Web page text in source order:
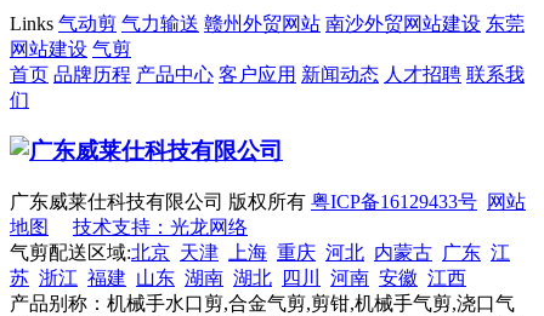
Links 气动剪 气力输送 赣州外贸网站 南沙外贸网站建设 东莞
网站建设 气剪
首页 品牌历程 产品中心 客户应用 新闻动态 人才招聘 联系我
们
广东威莱仕科技有限公司 版权所有 粤ICP备16129433号 网站
地图
技术支持：光龙网络
气剪配送区域:北京 天津 上海 重庆 河北 内蒙古 广东 江
苏 浙江 福建 山东 湖南 湖北 四川 河南 安徽 江西
产品别称：机械手水口剪,合金气剪,剪钳,机械手气剪,浇口气